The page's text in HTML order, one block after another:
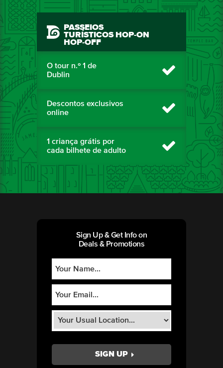
PASSEIOS
TURÍSTICOS HOP-ON
HOP-OFF
O tour n.º 1 de
Dublin
Descontos exclusivos
online
1 criança grátis por
cada bilhete de adulto
Sign Up & Get Info on
Deals & Promotions